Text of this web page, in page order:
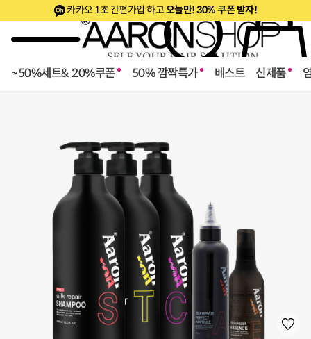
카카오 1초 간편가입 하고오늘만! 30% 쿠폰 받자!
~50%세트& 20%쿠폰 50% 깜짝특가 베스트 신제품